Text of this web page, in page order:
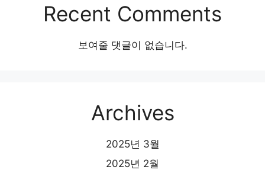
Recent Comments
보여줄 댓글이 없습니다.
Archives
2025년 3월
2025년 2월